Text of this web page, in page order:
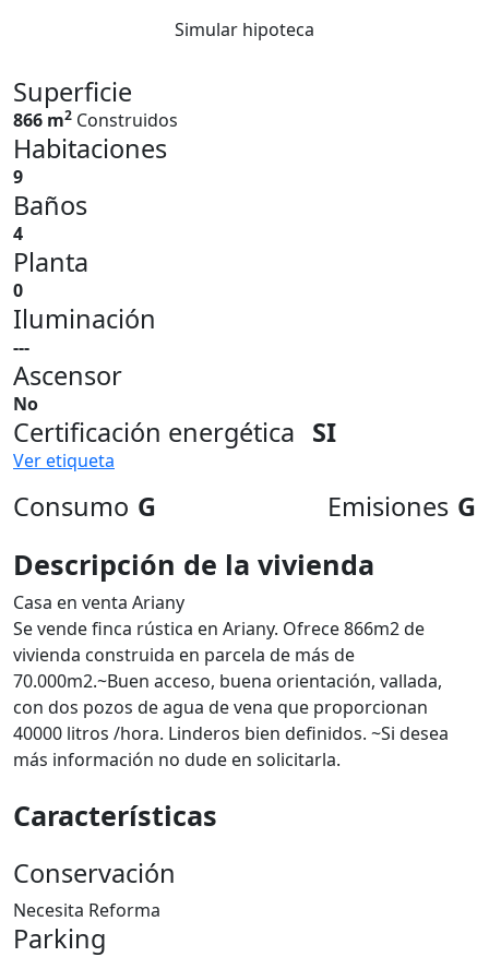
Simular hipoteca
Superficie
866 m2 Construidos
Habitaciones
9
Baños
4
Planta
0
Iluminación
---
Ascensor
No
Certificación energética SI
Ver etiqueta
Consumo G Emisiones G
Descripción de la vivienda
Casa en venta Ariany
Se vende finca rústica en Ariany. Ofrece 866m2 de
vivienda construida en parcela de más de
70.000m2.~Buen acceso, buena orientación, vallada,
con dos pozos de agua de vena que proporcionan
40000 litros /hora. Linderos bien definidos. ~Si desea
más información no dude en solicitarla.
Características
Conservación
Necesita Reforma
Parking